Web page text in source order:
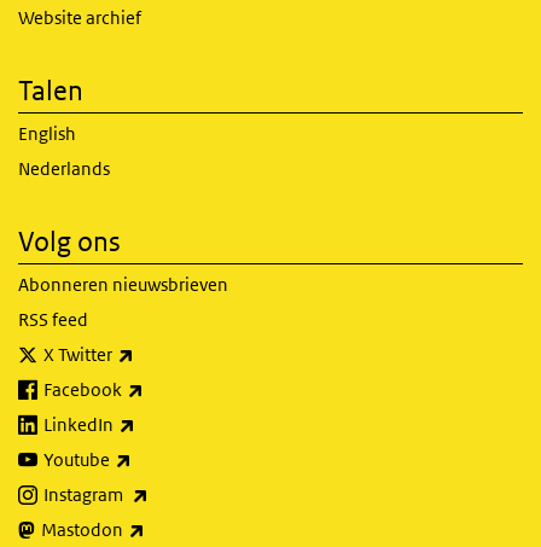
Website archief
Talen
English
Nederlands
Volg ons
Abonneren nieuwsbrieven
RSS feed
X Twitter
Facebook
LinkedIn
Youtube
Instagram
Mastodon